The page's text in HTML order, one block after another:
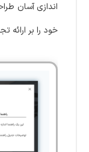
اندازی آسان
خود را بر ارائه